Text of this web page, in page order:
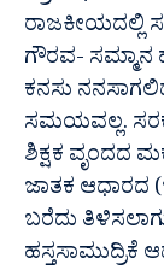
ರಾಜಕೀಯದಲ್ಲಿ
ಗೌರವ- ಸಮ್ಮಾನ
ಕನಸು
ಸಮಯವಲ್ಲ.
ಶಿಕ್ಷಕ ವೃಂದದ
ಜಾತಕ ಆಧಾರದ
ಬರೆದು